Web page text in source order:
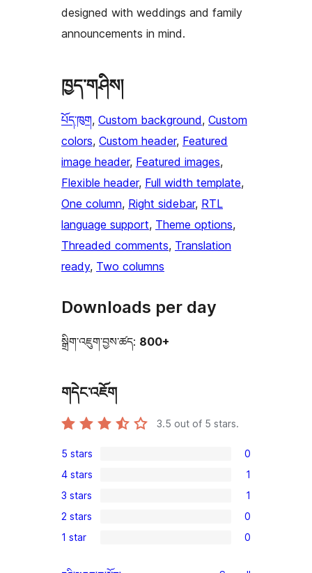
designed with weddings and family
announcements in mind.
ཁྱད་གཤིས།
པོད་ཁུག, Custom background, Custom
colors, Custom header, Featured
image header, Featured images
Flexible header, Full width template
One column, Right sidebar, RTL
language support, Theme options
Threaded comments, Translation
ready, Two columns
Downloads per day
སྒྲིག་འཇུག་བྱས་ཚད: 800+
གདེང་འཇོག
3.5 out of 5 stars.
0
5-
star
reviews
5 stars 0
1
4-
star
review
4 stars 1
1
3-
star
3 stars 1
0
2-
2 stars 0
0
1 star 0